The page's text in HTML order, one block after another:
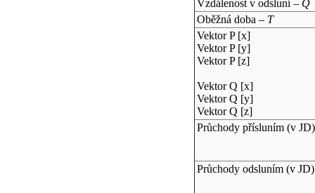
Vzdálenost v odsluní – Q
Oběžná doba – T
Vektor P [x]
Vektor P [y]
Vektor P [z]
Vektor Q [x]
Vektor Q [y]
Vektor Q [z]
Průchody přísluním (v JD)
Průchody odsluním (v JD)